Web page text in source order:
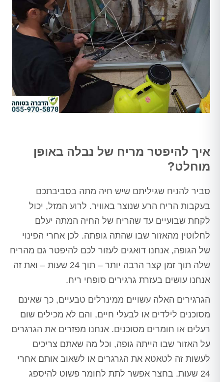
איך להיפטר מריח של נבלה באופן
מוחלט?
סביר להניח שגיליתם שיש חיה מתה בסביבתכם
בעקבות הריח הרע שנוצר באוויר. לרוע המזל, יכול
לקחת שבועיים עד שהריח של החיה המתה יעלם
לחלוטין מהאזור שבו שהתה גופתה. לכן אחרי הפינוי
של הגופה, אנחנו דואגים לעזור לכם להיפטר גם מהריח
שלה תוך זמן קצר הרבה יותר – תוך 24 שעות – ואת זה
אנחנו עושים בעזרת גרגירים סופחי ריח.
הגרגירים האלה עשויים ממינרלים טבעיים, כך שאינם
מסוכנים לילדים או לבעלי חיים, והם לא מכילים שום
רעלים או חומרים מסוכנים. אנחנו מפזרים את הגרגרים
על האזור שבו הייתה גופה, וכל מה שאתם צריכים
לעשות זה לטאטא את הגרגרים או לשאוב אותם אחרי
24 שעות. בחצר אפשר לתת לחומר פשוט להיספג